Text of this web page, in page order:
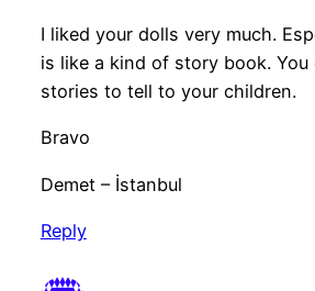
I liked your dolls very much.
is like a kind of story book. You
stories to tell to your children.
Bravo
Demet – İstanbul
Reply